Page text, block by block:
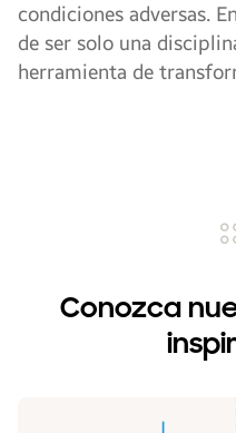
condiciones adversas.
de ser solo una
herramienta de
Conozca